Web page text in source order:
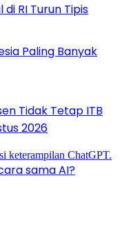
RI Turun Tipis
Paling Banyak
Tidak Tetap ITB
2026
sama AI?